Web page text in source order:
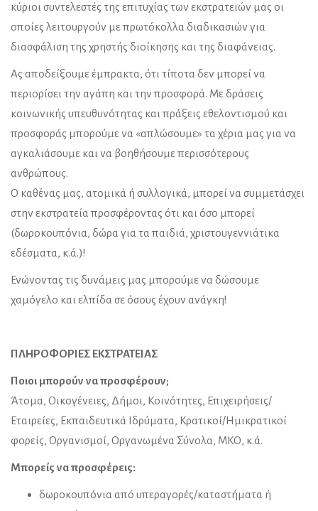
κύριοι συντελεστές της επιτυχίας των εκστρατειών μας οι
οποίες λειτουργούν με πρωτόκολλα διαδικασιών για
διασφάλιση της χρηστής διοίκησης και της διαφάνειας.
Ας αποδείξουμε έμπρακτα, ότι τίποτα δεν μπορεί να
περιορίσει την αγάπη και την προσφορά. Με δράσεις
κοινωνικής υπευθυνότητας και πράξεις εθελοντισμού και
προσφοράς μπορούμε να «απλώσουμε» τα χέρια μας για να
αγκαλιάσουμε και να βοηθήσουμε περισσότερους
ανθρώπους.
Ο καθένας μας, ατομικά ή συλλογικά, μπορεί να συμμετάσχει
στην εκστρατεία προσφέροντας ότι και όσο μπορεί
(δωροκουπόνια, δώρα για τα παιδιά, χριστουγεννιάτικα
εδέσματα, κ.ά.)!
Ενώνοντας τις δυνάμεις μας μπορούμε να δώσουμε
χαμόγελο και ελπίδα σε όσους έχουν ανάγκη!
ΠΛΗΡΟΦΟΡΙΕΣ ΕΚΣΤΡΑΤΕΙΑΣ
Ποιοι μπορούν να προσφέρουν;
Άτομα, Οικογένειες, Δήμοι, Κοινότητες, Επιχειρήσεις/
Εταιρείες, Εκπαιδευτικά Ιδρύματα, Κρατικοί/Ημικρατικοί
φορείς, Οργανισμοί, Οργανωμένα Σύνολα, ΜΚΟ, κ.ά.
Μπορείς να προσφέρεις:
δωροκουπόνια από υπεραγορές/καταστήματα ή